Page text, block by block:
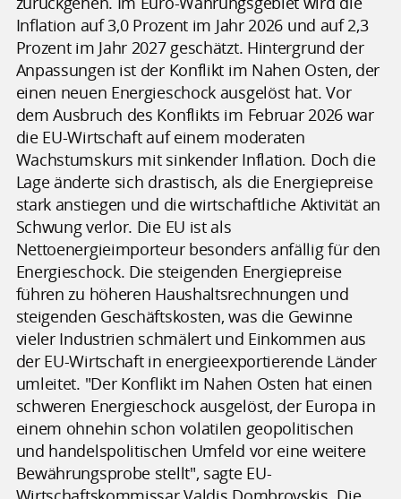
Inflation auf 3,0 Prozent im Jahr 2026 und auf 2,3
Prozent im Jahr 2027 geschätzt. Hintergrund der
Anpassungen ist der Konflikt im Nahen Osten, der
einen neuen Energieschock ausgelöst hat. Vor
dem Ausbruch des Konflikts im Februar 2026 war
die EU-Wirtschaft auf einem moderaten
Wachstumskurs mit sinkender Inflation. Doch die
Lage änderte sich drastisch, als die Energiepreise
stark anstiegen und die wirtschaftliche Aktivität an
Schwung verlor. Die EU ist als
Nettoenergieimporteur besonders anfällig für den
Energieschock. Die steigenden Energiepreise
führen zu höheren Haushaltsrechnungen und
steigenden Geschäftskosten, was die Gewinne
vieler Industrien schmälert und Einkommen aus
der EU-Wirtschaft in energieexportierende Länder
umleitet. "Der Konflikt im Nahen Osten hat einen
schweren Energieschock ausgelöst, der Europa in
einem ohnehin schon volatilen geopolitischen
und handelspolitischen Umfeld vor eine weitere
Bewährungsprobe stellt", sagte EU-